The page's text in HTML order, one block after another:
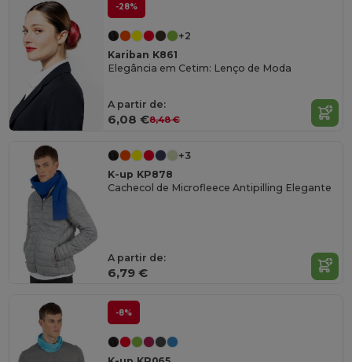
-28%
+2
Kariban K861
Elegância em Cetim: Lenço de Moda
A partir de:
6,08 €8,48 €
+3
K-up KP878
Cachecol de Microfleece Antipilling Elegante
A partir de:
6,79 €
-8%